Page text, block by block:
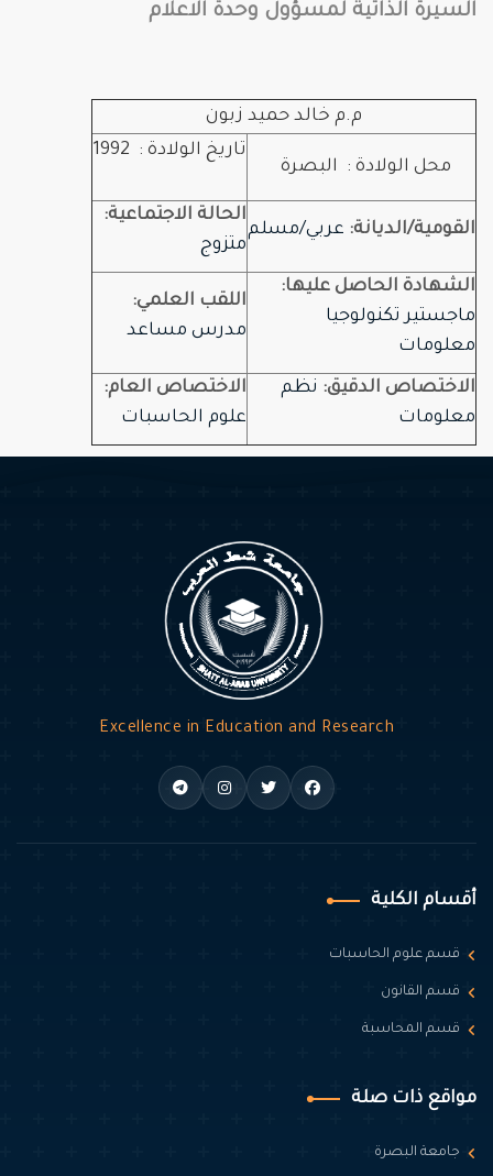
السيرة الذاتية لمسؤول وحدة الاعلام
م.م خالد حميد زبون
محل الولادة : البصرة
تاريخ الولادة : 1992
القومية/الديانة: عربي/مسلم
الحالة الاجتماعية:
متزوج
الشهادة الحاصل عليها:
ماجستير تكنولوجيا
معلومات
اللقب العلمي:
مدرس مساعد
الاختصاص الدقيق: نظم
معلومات
الاختصاص العام:
علوم الحاسبات
Excellence in Education and Research
أقسام الكلية
قسم علوم الحاسبات
قسم القانون
قسم المحاسبة
مواقع ذات صلة
جامعة البصرة